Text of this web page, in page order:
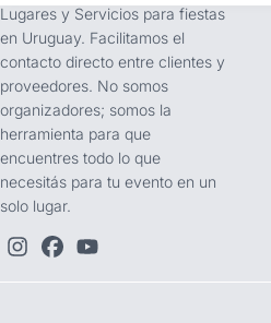
Lugares y Servicios para fiestas
en Uruguay. Facilitamos el
contacto directo entre clientes y
proveedores. No somos
organizadores; somos la
herramienta para que
encuentres todo lo que
necesitás para tu evento en un
solo lugar.